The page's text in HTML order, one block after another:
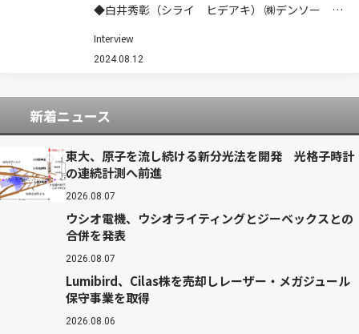
◆白井秀彰（シライ ヒデアキ） ㈱デンソー 先
工学博士（大阪大学） 【経歴】1969年生まれ。
日本電装㈱（現 ㈱デンソー）入社後，生産技術
Interview
2024.08.12
新着ニュース
東大、原子を流し続ける新分光法を開発 光格子時計
の連続計測へ前進
2026.08.07
ウシオ電機、ウシオライティングとジーベックスとの
合併を発表
2026.08.07
Lumibird、Cilas株を売却しレーザー・メガジュール
保守事業を取得
2026.08.06